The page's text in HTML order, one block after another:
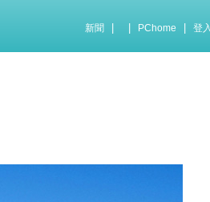
新聞 PChome 登入